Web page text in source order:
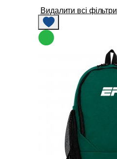
Видалити всі фільтри